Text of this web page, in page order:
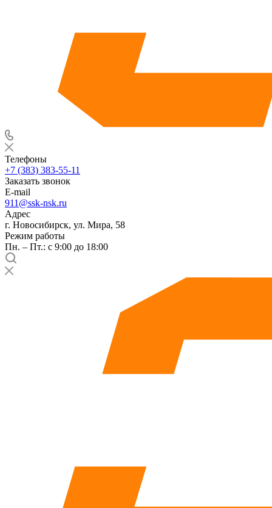
Телефоны
+7 (383) 383-55-11
Заказать звонок
E-mail
911@ssk-nsk.ru
Адрес
г. Новосибирск, ул. Мира, 58
Режим работы
Пн. – Пт.: с 9:00 до 18:00